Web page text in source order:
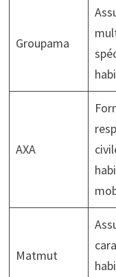
Groupama
AXA
Matmut